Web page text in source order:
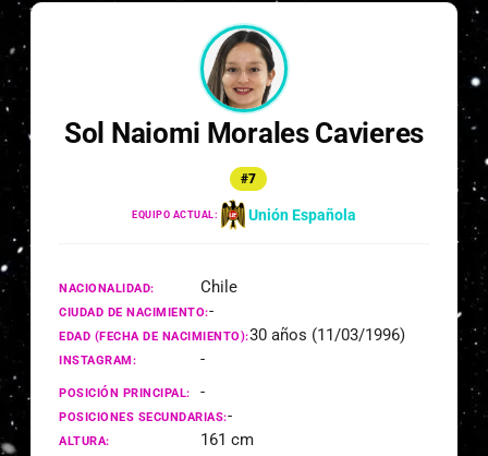
Sol Naiomi Morales Cavieres
#7
EQUIPO ACTUAL: Unión Española
NACIONALIDAD: Chile
CIUDAD DE NACIMIENTO:-
EDAD (FECHA DE NACIMIENTO):30 años (11/03/1996)
INSTAGRAM: -
POSICIÓN PRINCIPAL: -
POSICIONES SECUNDARIAS:-
ALTURA: 161 cm